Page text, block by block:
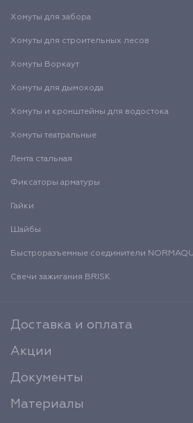
Хомуты для забора
Хомуты для строительных лесов
Хомуты Воркаут
Хомуты для дымохода
Хомуты и кронштейны для водостока
Хомуты театральные
Лента стальная
Фиксаторы арматуры
Гайки
Шайбы
Быстроразъемные соединители
Свечи зажигания BRISK
Доставка и оплата
Акции
Документы
Материалы